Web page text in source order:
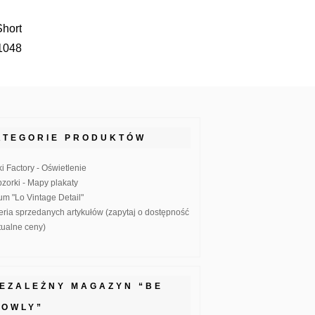
PRODUKTÓW
Factory - Oświetlenie
- Mapy plakaty
"Lo Vintage Detail"
sprzedanych artykułów (zapytaj o dostępność
ceny)
MAGAZYN “BE